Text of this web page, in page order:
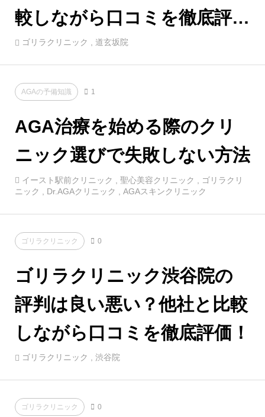
較しながら口コミを徹底評
価！
ゴリラクリニック , 道玄坂院
AGAの予備知識 1
AGA治療を始める際のクリ
ニック選びで失敗しない方法
イースト駅前クリニック 聖心美容クリニック
ゴリラクリ
ニック , Dr.AGAクリニック , AGAスキンクリニック
ゴリラクリニック 0
ゴリラクリニック渋谷院の
評判は良い悪い？他社と比較
しながら口コミを徹底評価！
ゴリラクリニック 渋谷院
ゴリラクリニック 0